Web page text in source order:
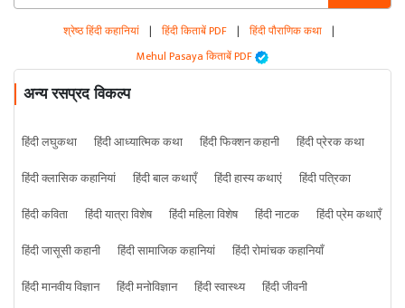
श्रेष्ठ हिंदी कहानियां | हिंदी किताबें PDF | हिंदी पौराणिक कथा |
Mehul Pasaya किताबें PDF
अन्य रसप्रद विकल्प
हिंदी लघुकथा हिंदी आध्यात्मिक कथा हिंदी फिक्शन कहानी
हिंदी प्रेरक कथा
हिंदी क्लासिक कहानियां
हिंदी बाल कथाएँ हिंदी हास्य कथाएं
हिंदी पत्रिका
हिंदी कविता
हिंदी यात्रा विशेष हिंदी महिला विशेष हिंदी नाटक
हिंदी प्रेम कथाएँ
हिंदी जासूसी कहानी
हिंदी सामाजिक कहानियां
हिंदी रोमांचक कहानियाँ
हिंदी मानवीय विज्ञान
हिंदी मनोविज्ञान हिंदी स्वास्थ्य हिंदी जीवनी